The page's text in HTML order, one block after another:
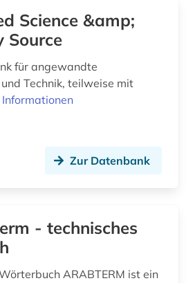
energieforschung (1)
energietechnik (6)
energiewende (1)
(1)
Science &amp;
Source
für angewandte
Technik, teilweise mit
Informationen
Zur Datenbank
- technisches
ARABTERM ist ein